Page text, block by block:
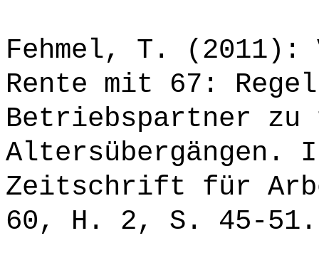
Fehmel, T. (2011):
Rente mit 67:
Betriebspartner
Zeitschrift für
60, H. 2, S. 45-51.